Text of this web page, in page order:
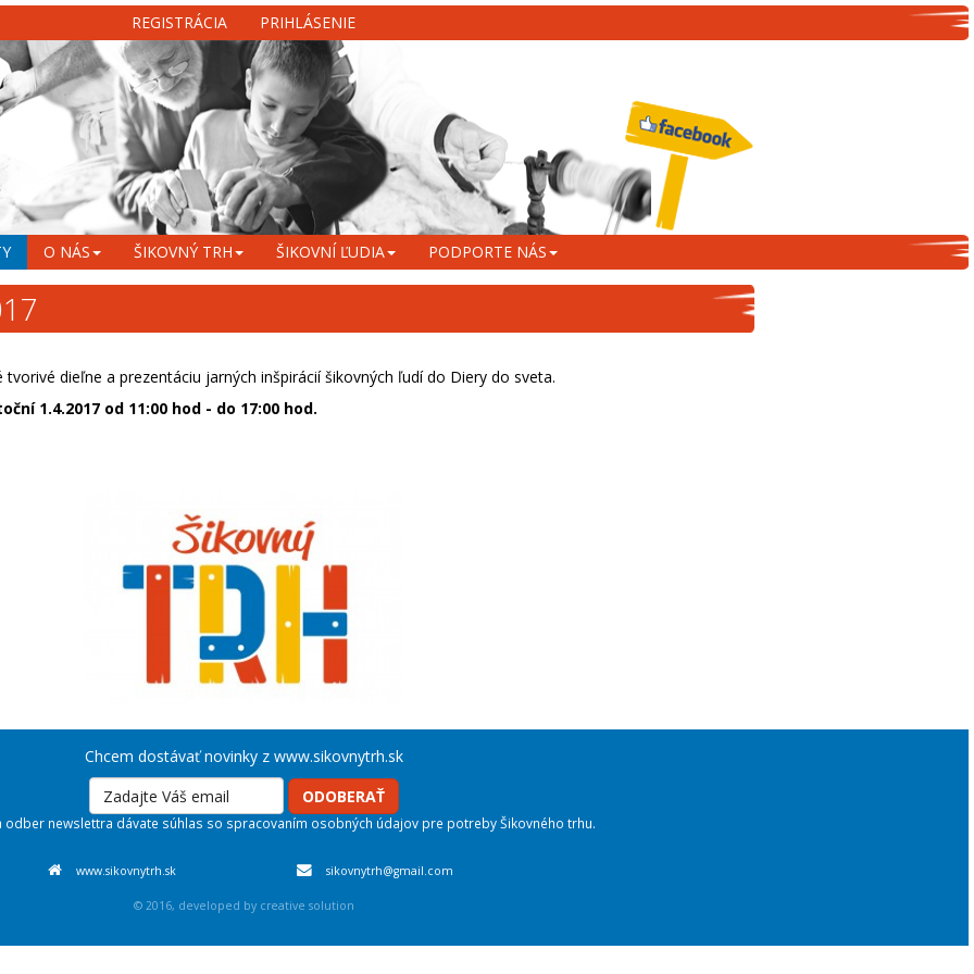
REGISTRÁCIA PRIHLÁSENIE
O NÁS ŠIKOVNÝ TRH ŠIKOVNÍ ĽUDIA PODPORTE NÁS
dieľne a prezentáciu jarných inšpirácií šikovných ľudí do Diery do sveta.
1.4.2017 od 11:00 hod - do 17:00 hod.
Chcem dostávať novinky z www.sikovnytrh.sk
ODOBERAŤ
odber newslettra dávate súhlas so spracovaním osobných údajov pre potreby Šikovného trhu.
www.sikovnytrh.sk sikovnytrh@gmail.com
© 2016, developed by creative solution